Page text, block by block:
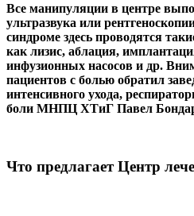
Все манипуляции в центре
ультразвука или
синдроме здесь проводятся
как лизис, аблация,
инфузионных насосов и др.
пациентов с болью обратил
интенсивного ухода,
боли МНПЦ ХТиГ Павел
Что предлагает Центр